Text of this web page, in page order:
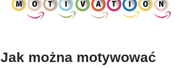
Jak można motywować